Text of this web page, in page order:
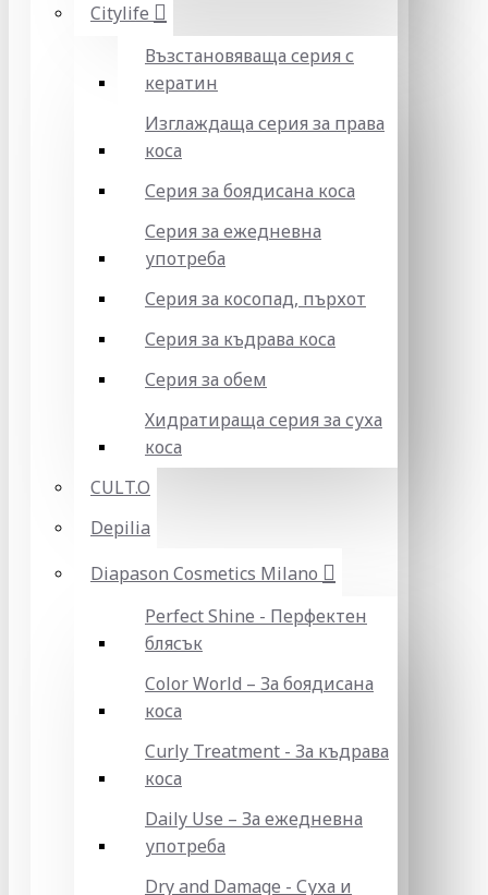
Citylife
Възстановяваща серия с
кератин
Изглаждаща серия за права
коса
Серия за боядисана коса
Серия за ежедневна
употреба
Серия за косопад, пърхот
Серия за къдрава коса
Серия за обем
Хидратираща серия за суха
коса
CULT.O
Depilia
Diapason Cosmetics Milano
Perfect Shine - Перфектен
блясък
Color World – За боядисана
коса
Curly Treatment - За къдрава
коса
Daily Use – За ежедневна
употреба
Dry and Damage - Суха и